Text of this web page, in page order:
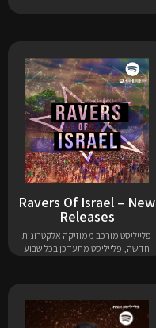
Ravers Of Israel – New
Releases
פלייליסט מורכב ממוזיקה אלקטרונית
חדשה, פלייליסט מתעדכן בכל שבוע